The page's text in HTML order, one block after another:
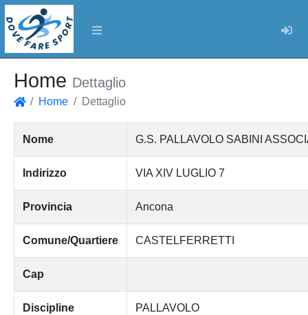
Home Dettaglio
Home Dettaglio
Nome G.S. PALLAVOLO SABINI
Indirizzo VIA XIV LUGLIO 7
Provincia Ancona
Comune/Quartiere CASTELFERRETTI
Cap
Discipline
PALLAVOLO